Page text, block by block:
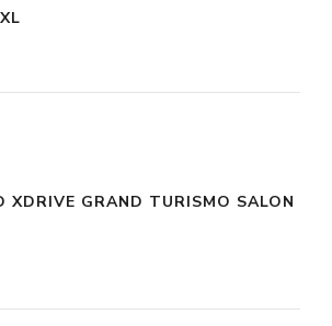
XDRIVE GRAND TURISMO SALON